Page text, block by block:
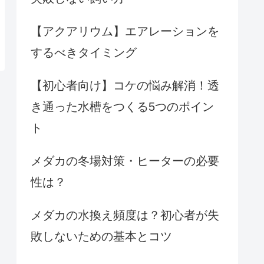
【アクアリウム】エアレーションを
するべきタイミング
【初心者向け】コケの悩み解消！透
き通った水槽をつくる5つのポイン
ト
メダカの冬場対策・ヒーターの必要
性は？
メダカの水換え頻度は？初心者が失
敗しないための基本とコツ